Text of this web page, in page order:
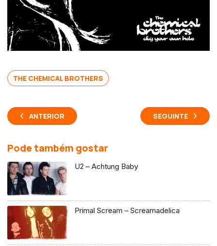
THE CHEMICAL BROTHERS
ANTERIOR SEGUINTE
Pode também gostar
U2 – Achtung Baby
Primal Scream – Screamadelica